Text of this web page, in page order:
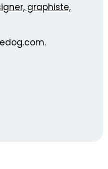
graphiste,